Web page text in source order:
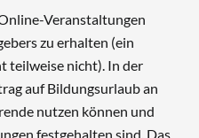
Veranstaltungen
zu erhalten (ein
teilweise nicht). In der
auf Bildungsurlaub an
nutzen können und
festgehalten sind. Das